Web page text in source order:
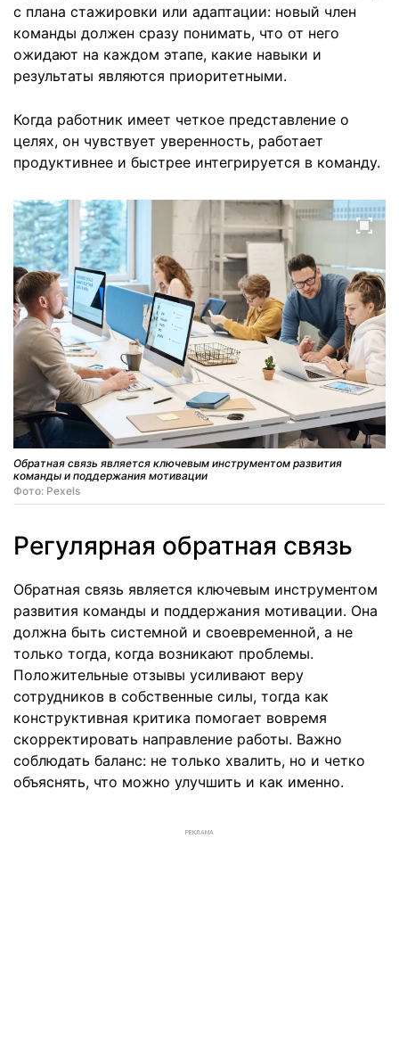
с плана стажировки или адаптации: новый член
команды должен сразу понимать, что от него
ожидают на каждом этапе, какие навыки и
результаты являются приоритетными.
Когда работник имеет четкое представление о
целях, он чувствует уверенность, работает
продуктивнее и быстрее интегрируется в команду.
Обратная связь является ключевым инструментом развития
команды и поддержания мотивации
Фото: Pexels
Регулярная обратная связь
Обратная связь является ключевым инструментом
развития команды и поддержания мотивации. Она
должна быть системной и своевременной, а не
только тогда, когда возникают проблемы.
Положительные отзывы усиливают веру
сотрудников в собственные силы, тогда как
конструктивная критика помогает вовремя
скорректировать направление работы. Важно
соблюдать баланс: не только хвалить, но и четко
объяснять, что можно улучшить и как именно.
РЕКЛАМА